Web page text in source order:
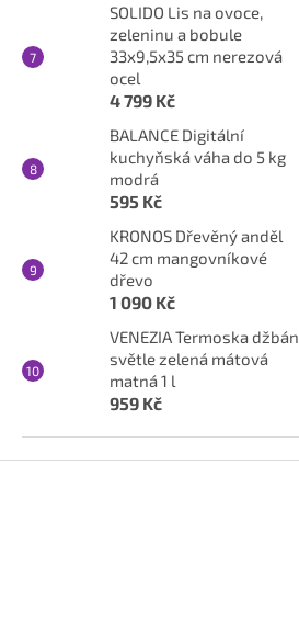
SOLIDO Lis na ovoce,
zeleninu a bobule
33x9,5x35 cm nerezová
ocel
4 799 Kč
BALANCE Digitální
kuchyňská váha do 5 kg
modrá
595 Kč
KRONOS Dřevěný anděl
42 cm mangovníkové
dřevo
1 090 Kč
VENEZIA Termoska džbán
světle zelená mátová
matná 1 l
959 Kč